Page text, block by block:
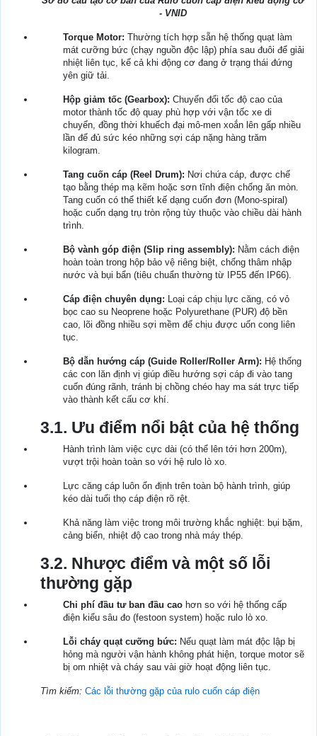
- VNID
Torque Motor: Thường tích hợp sẵn hệ thống quạt làm
mát cưỡng bức (chạy nguồn độc lập) phía sau đuôi để giải
nhiệt liên tục, kể cả khi động cơ đang ở trạng thái đứng
yên giữ tải.
Hộp giảm tốc (Gearbox): Chuyển đổi tốc độ cao của
motor thành tốc độ quay phù hợp với vận tốc xe di
chuyển, đồng thời khuếch đại mô-men xoắn lên gấp nhiều
lần để đủ sức kéo những sợi cáp nặng hàng trăm
kilogram.
Tang cuốn cáp (Reel Drum): Nơi chứa cáp, được chế
tạo bằng thép mạ kẽm hoặc sơn tĩnh điện chống ăn mòn.
Tang cuốn có thể thiết kế dạng cuốn đơn (Mono-spiral)
hoặc cuốn dạng trụ tròn rộng tùy thuộc vào chiều dài hành
trình.
Bộ vành góp điện (Slip ring assembly): Nằm cách điện
hoàn toàn trong hộp bảo vệ riêng biệt, chống thâm nhập
nước và bụi bẩn (tiêu chuẩn thường từ IP55 đến IP66).
Cáp điện chuyên dụng: Loại cáp chịu lực căng, có vỏ
bọc cao su Neoprene hoặc Polyurethane (PUR) độ bền
cao, lõi đồng nhiều sợi mềm để chịu được uốn cong liên
tục.
Bộ dẫn hướng cáp (Guide Roller/Roller Arm): Hệ thống
các con lăn định vị giúp điều hướng sợi cáp đi vào tang
cuốn đúng rãnh, tránh bị chồng chéo hay ma sát trực tiếp
vào thành kết cấu cơ khí.
3.1. Ưu điểm nổi bật của hệ thống
Hành trình làm việc cực dài (có thể lên tới hơn 200m),
vượt trội hoàn toàn so với hệ rulo lò xo.
Lực căng cáp luôn ổn định trên toàn bộ hành trình, giúp
kéo dài tuổi thọ cáp điện rõ rệt.
Khả năng làm việc trong môi trường khắc nghiệt: bụi bặm,
cảng biển, nhiệt độ cao trong nhà máy thép.
3.2. Nhược điểm và một số lỗi
thường gặp
Chi phí đầu tư ban đầu cao hơn so với hệ thống cấp
điện kiểu sâu đo (festoon system) hoặc rulo lò xo.
Lỗi cháy quạt cưỡng bức: Nếu quạt làm mát độc lập bị
hỏng mà người vận hành không phát hiện, torque motor sẽ
bị om nhiệt và cháy sau vài giờ hoạt động liên tục.
Tìm kiếm: Các lỗi thường gặp của rulo cuốn cáp điện